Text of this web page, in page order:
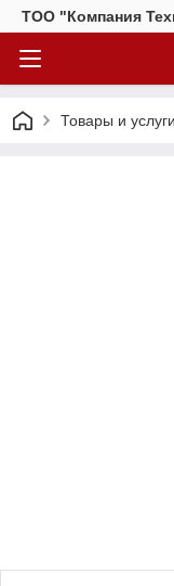
ТОО "Компания
Товары и услуги